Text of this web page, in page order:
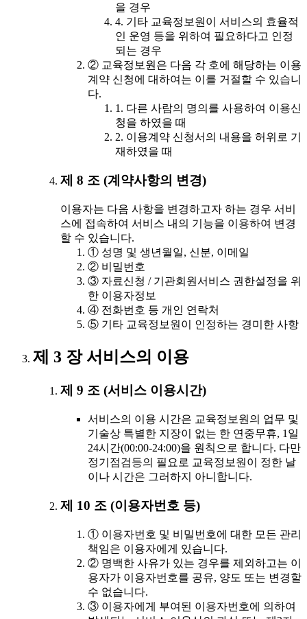
을 경우
4. 기타 교육정보원이 서비스의 효율적
인 운영 등을 위하여 필요하다고 인정
되는 경우
② 교육정보원은 다음 각 호에 해당하는 이용
계약 신청에 대하여는 이를 거절할 수 있습니
다.
1. 다른 사람의 명의를 사용하여 이용신
청을 하였을 때
2. 이용계약 신청서의 내용을 허위로 기
재하였을 때
제 8 조 (계약사항의 변경)
이용자는 다음 사항을 변경하고자 하는 경우 서비
스에 접속하여 서비스 내의 기능을 이용하여 변경
할 수 있습니다.
① 성명 및 생년월일, 신분, 이메일
② 비밀번호
③ 자료신청 / 기관회원서비스 권한설정을 위
한 이용자정보
④ 전화번호 등 개인 연락처
⑤ 기타 교육정보원이 인정하는 경미한 사항
제 3 장 서비스의 이용
제 9 조 (서비스 이용시간)
서비스의 이용 시간은 교육정보원의 업무 및
기술상 특별한 지장이 없는 한 연중무휴, 1일
24시간(00:00-24:00)을 원칙으로 합니다. 다만
정기점검등의 필요로 교육정보원이 정한 날
이나 시간은 그러하지 아니합니다.
제 10 조 (이용자번호 등)
① 이용자번호 및 비밀번호에 대한 모든 관리
책임은 이용자에게 있습니다.
② 명백한 사유가 있는 경우를 제외하고는 이
용자가 이용자번호를 공유, 양도 또는 변경할
수 없습니다.
③ 이용자에게 부여된 이용자번호에 의하여